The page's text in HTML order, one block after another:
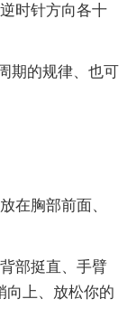
时针方向各十
期的规律、也可
在胸部前面、
部挺直、手臂
向上、放松你的